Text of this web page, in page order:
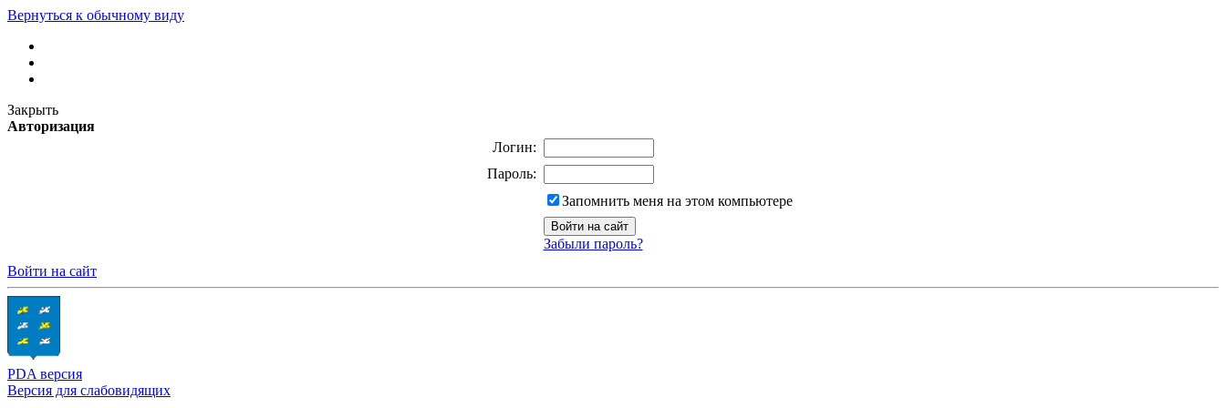
Вернуться к обычному виду
Закрыть
Авторизация
Логин:
Пароль:
Запомнить меня на этом компьютере
Забыли пароль?
Войти на сайт
PDA версия
Версия для слабовидящих